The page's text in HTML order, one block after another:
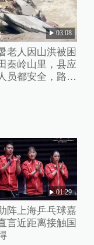
03:08
老人因山洪被困
秦岭山里，县应
员都安全，路暂
01:29
阵上海乒乓球嘉
言近距离接触国